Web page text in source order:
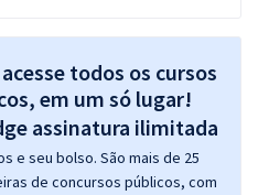
todos os cursos
em um só lugar!
e seu bolso. São mais de 25
de concursos públicos, com